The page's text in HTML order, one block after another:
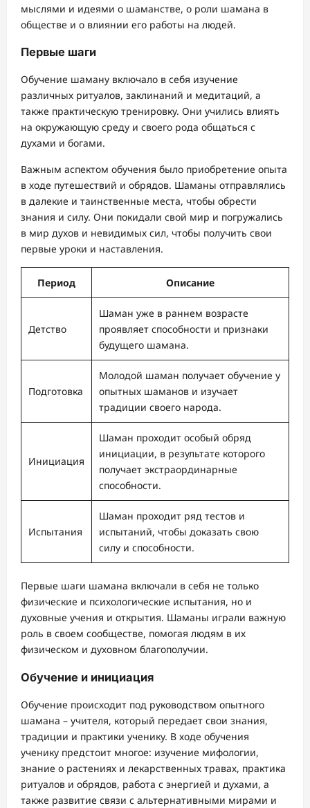
мыслями и идеями о шаманстве, о роли шамана в
обществе и о влиянии его работы на людей.
Первые шаги
Обучение шаману включало в себя изучение
различных ритуалов, заклинаний и медитаций, а
также практическую тренировку. Они учились влиять
на окружающую среду и своего рода общаться с
духами и богами.
Важным аспектом обучения было приобретение опыта
в ходе путешествий и обрядов. Шаманы отправлялись
в далекие и таинственные места, чтобы обрести
знания и силу. Они покидали свой мир и погружались
в мир духов и невидимых сил, чтобы получить свои
первые уроки и наставления.
Период Описание
Детство
Шаман уже в раннем возрасте
проявляет способности и признаки
будущего шамана.
Подготовка
Молодой шаман получает обучение у
опытных шаманов и изучает
традиции своего народа.
Инициация
Шаман проходит особый обряд
инициации, в результате которого
получает экстраординарные
способности.
Испытания
Шаман проходит ряд тестов и
испытаний, чтобы доказать свою
силу и способности.
Первые шаги шамана включали в себя не только
физические и психологические испытания, но и
духовные учения и открытия. Шаманы играли важную
роль в своем сообществе, помогая людям в их
физическом и духовном благополучии.
Обучение и инициация
Обучение происходит под руководством опытного
шамана – учителя, который передает свои знания,
традиции и практики ученику. В ходе обучения
ученику предстоит многое: изучение мифологии,
знание о растениях и лекарственных травах, практика
ритуалов и обрядов, работа с энергией и духами, а
также развитие связи с альтернативными мирами и